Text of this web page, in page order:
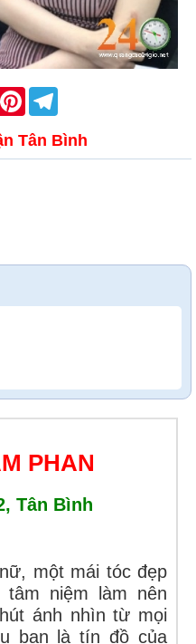
Email Pinterest
Tân Bình
PHAN
Tân Bình
một mái tóc đẹp
niệm làm nên
ánh nhìn từ mọi
bạn là tín đồ của